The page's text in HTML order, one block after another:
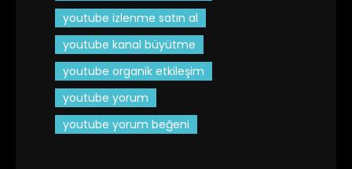
youtube izlenme satın al
youtube kanal büyütme
youtube organik etkileşim
youtube yorum
youtube yorum beğeni